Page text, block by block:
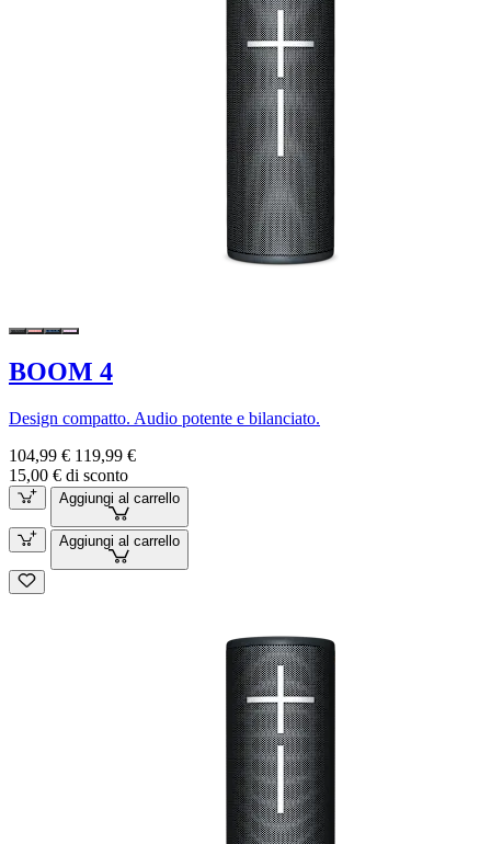
BOOM 4
Design compatto. Audio potente e bilanciato.
104,99 € 119,99 €
15,00 € di sconto
Aggiungi al carrello
Aggiungi al carrello